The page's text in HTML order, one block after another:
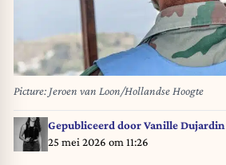
Picture: Jeroen van Loon/Hollandse Hoogte
Gepubliceerd doorVanille Dujardin
25 mei 2026 om 11:26